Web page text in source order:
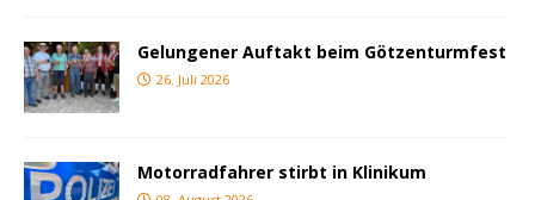
Gelungener Auftakt beim Götzenturmfest
26. Juli 2026
Motorradfahrer stirbt in Klinikum